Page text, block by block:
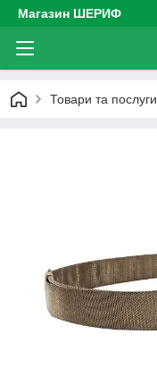
Магазин ШЕРИФ
Товари та послуги